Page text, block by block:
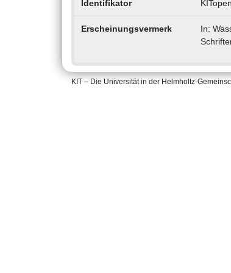
Identifikator
Erscheinungsvermerk
In:
KIT – Die Universität in der Helmholtz-